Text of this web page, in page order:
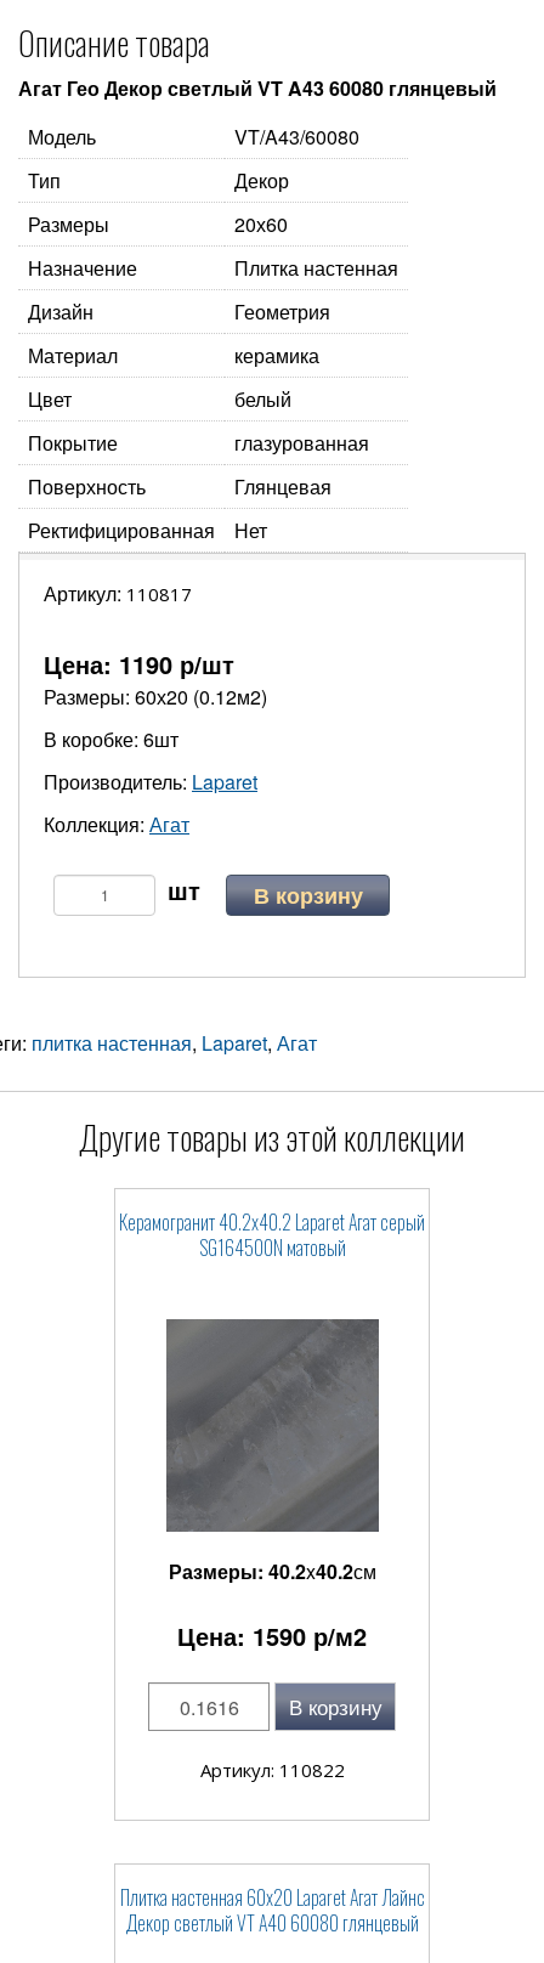
Описание товара
Агат Гео Декор светлый VT A43 60080 глянцевый
Модель
VT/A43/60080
Тип
Декор
Размеры
20х60
Назначение
Плитка настенная
Дизайн
Геометрия
Материал
керамика
Цвет
белый
Покрытие
глазурованная
Поверхность
Глянцевая
Ректифицированная
Нет
Артикул: 110817
Цена: 1190 р/шт
Размеры: 60х20 (0.12м2)
В коробке: 6шт
Производитель: Laparet
Коллекция: Агат
В корзину
плитка настенная, Laparet, Агат
Другие товары из этой коллекции
Керамогранит 40.2x40.2 Laparet Агат серый
SG164500N матовый
Размеры: 40.2x40.2см
Цена: 1590 р/м2
В корзину
Артикул: 110822
Плитка настенная 60x20 Laparet Агат Лайнс
Декор светлый VT A40 60080 глянцевый